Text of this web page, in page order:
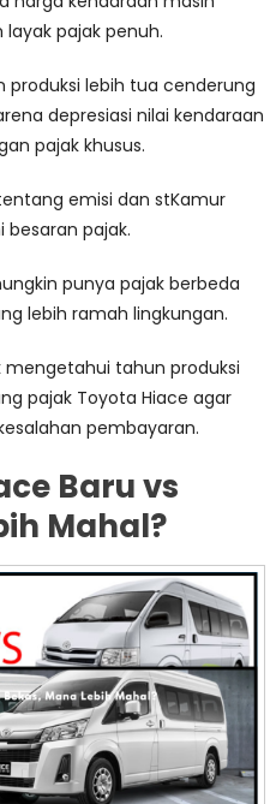
pajak penuh.
produksi lebih tua cenderung
depresiasi nilai kendaraan
pajak khusus.
emisi dan stKamur
pajak.
punya pajak berbeda
lebih ramah lingkungan.
tahun produksi
pajak Toyota Hiace agar
pembayaran.
Baru vs
Mahal?